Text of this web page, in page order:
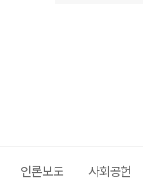
언론보도 사회공헌